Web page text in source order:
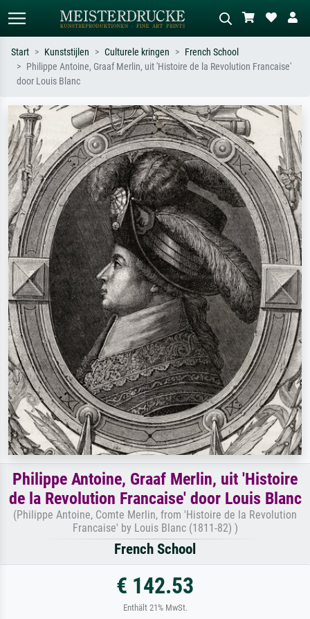
Standaard zoeken
Monet, Sterrennacht, impressionisme,
Hokusai-golf, naakt.
weide, abstract met veel rood, donker
olieverfschilderij, staand naakt naast
een boom.
Start Kunststijlen Culturele kringen
French School
Philippe Antoine, Graaf Merlin, uit 'Histoire de la Revolution Francaise'
door Louis Blanc
Philippe Antoine, Graaf Merlin, uit 'Histoire
de la Revolution Francaise' door Louis Blanc
(Philippe Antoine, Comte Merlin, from 'Histoire de la Revolution
Francaise' by Louis Blanc (1811-82) )
French School
€ 142.53
Enthält 21% MwSt.